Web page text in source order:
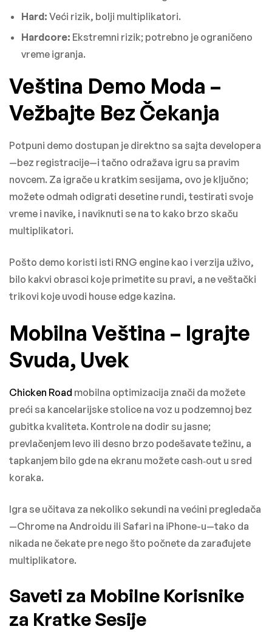
Hard: Veći rizik, bolji multiplikatori.
Hardcore: Ekstremni rizik; potrebno je ograničeno
vreme igranja.
Veština Demo Moda –
Vežbajte Bez Čekanja
Potpuni demo dostupan je direktno sa sajta developera
—bez registracije—i tačno odražava igru sa pravim
novcem. Za igrače u kratkim sesijama, ovo je ključno;
možete odmah odigrati desetine rundi, testirati svoje
vreme i navike, i naviknuti se na to kako brzo skaču
multiplikatori.
Pošto demo koristi isti RNG engine kao i verzija uživo,
bilo kakvi obrasci koje primetite su pravi, a ne veštački
trikovi koje uvodi house edge kazina.
Mobilna Veština – Igrajte
Svuda, Uvek
Chicken Road mobilna optimizacija znači da možete
preći sa kancelarijske stolice na voz u podzemnoj bez
gubitka kvaliteta. Kontrole na dodir su jasne;
prevlačenjem levo ili desno brzo podešavate težinu, a
tapkanjem bilo gde na ekranu možete cash‑out u sred
koraka.
Igra se učitava za nekoliko sekundi na većini pregledača
—Chrome na Androidu ili Safari na iPhone-u—tako da
nikada ne čekate pre nego što počnete da zarađujete
multiplikatore.
Saveti za Mobilne Korisnike
za Kratke Sesije